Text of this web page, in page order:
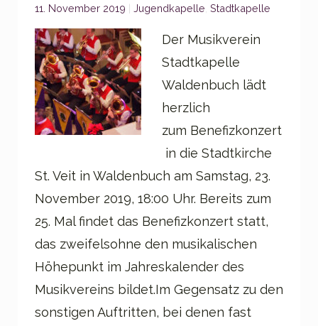
11. November 2019 Categories:
Jugendkapelle Stadtkapelle
Der Musikverein
Stadtkapelle
Waldenbuch lädt
herzlich
zum Benefizkonzert
in die Stadtkirche
St. Veit in Waldenbuch am Samstag, 23.
November 2019, 18:00 Uhr. Bereits zum
25. Mal findet das Benefizkonzert statt,
das zweifelsohne den musikalischen
Höhepunkt im Jahreskalender des
Musikvereins bildet.Im Gegensatz zu den
sonstigen Auftritten, bei denen fast